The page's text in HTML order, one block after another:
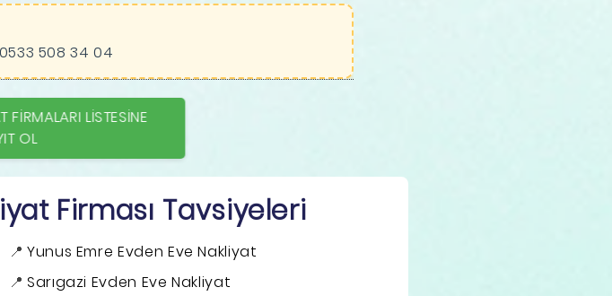
508 34 04
FIRMALARI LISTESINE
OL
Firması Tavsiyeleri
Yunus Emre Evden Eve Nakliyat
Sarıgazi Evden Eve Nakliyat